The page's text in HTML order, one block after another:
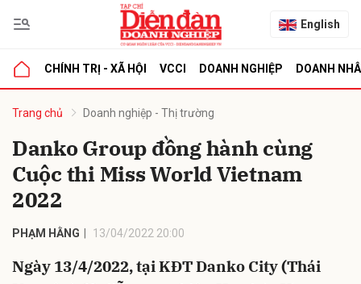
English
CHÍNH TRỊ - XÃ HỘI VCCI DOANH NGHIỆP DOANH
Trang chủ Doanh nghiệp - Thị trường
Danko Group đồng hành cùng
Cuộc thi Miss World Vietnam
2022
PHẠM HẰNG 13/04/2022 20:00
Ngày 13/4/2022, tại KĐT Danko City (Thái
luận
Hủy